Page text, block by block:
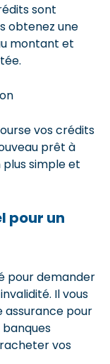
sont
obtenez une
montant et
vos crédits
prêt à
simple et
pour un
pour demander
Il vous
assurance pour
vos